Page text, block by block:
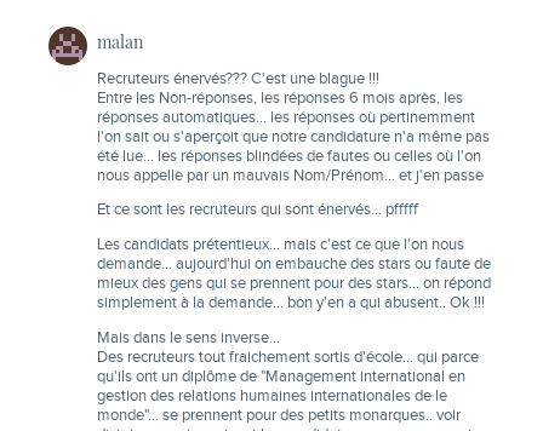
malan
Recruteurs énervés??? C'est une blague !!!
Entre les Non-réponses, les réponses 6 mois après, les
réponses automatiques… les réponses où pertinemment
l'on sait ou s'aperçoit que notre candidature n'a même pas
été lue… les réponses blindées de fautes ou celles où l'on
nous appelle par un mauvais Nom/Prénom… et j'en passe
Et ce sont les recruteurs qui sont énervés… pfffff
Les candidats prétentieux… mais c'est ce que l'on nous
demande… aujourd'hui on embauche des stars ou faute de
mieux des gens qui se prennent pour des stars… on répond
simplement à la demande… bon y'en a qui abusent.. Ok !!!
Mais dans le sens inverse…
Des recruteurs tout fraichement sortis d'école… qui parce
qu'ils ont un diplôme de "Management international en
gestion des relations humaines internationales de le
monde"… se prennent pour des petits monarques.. voir